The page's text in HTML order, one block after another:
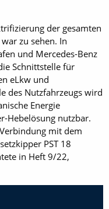
der gesamten
zu sehen. In
und Mercedes-Benz
Schnittstelle für
eLkw und
des Nutzfahrzeugs wird
Energie
Hebelösung nutzbar.
mit dem
PST 18
in Heft 9/22,